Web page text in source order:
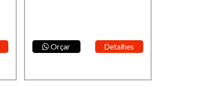
Orçar Detalhes